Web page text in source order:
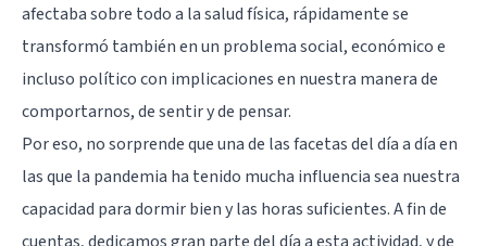
afectaba sobre todo a la salud física, rápidamente se
transformó también en un problema social, económico e
incluso político con implicaciones en nuestra manera de
comportarnos, de sentir y de pensar.
Por eso, no sorprende que una de las facetas del día a día en
las que la pandemia ha tenido mucha influencia sea nuestra
capacidad para dormir bien y las horas suficientes. A fin de